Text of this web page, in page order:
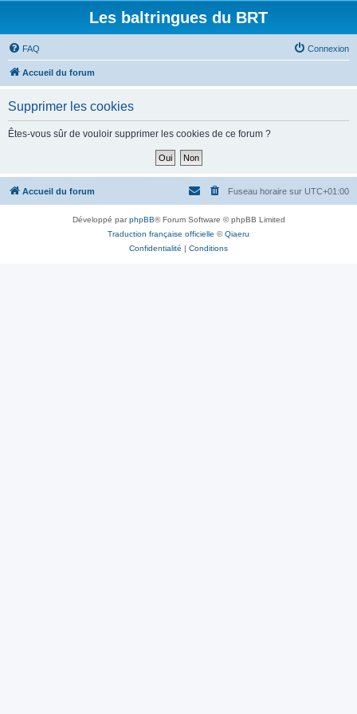
Les baltringues du BRT
FAQ Connexion
Accueil du forum
Supprimer les cookies
Êtes-vous sûr de vouloir supprimer les cookies de ce forum ?
Accueil du forum Fuseau horaire sur UTC+01:00
Développé parphpBB® Forum Software © phpBB Limited
Traduction française officielle ©Qiaeru
Confidentialité | Conditions